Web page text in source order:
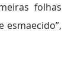
folhas
esmaecido”,